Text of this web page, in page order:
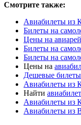
Смотрите также:
Авиабилеты из
Билеты на
Цены на
Билеты на
Билеты на
Цены на
Дешевые билеты
Авиабилеты из
Найти
Авиабилеты из
Авиабилеты из